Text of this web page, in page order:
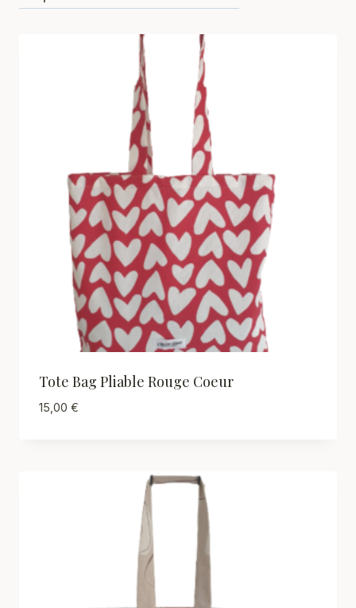
prix
décroissant
Tote Bag Pliable Rouge Coeur
15,00 €